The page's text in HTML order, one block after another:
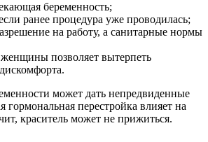
беременность;
ранее процедура уже проводилась;
на работу, а санитарные нормы
позволяет вытерпеть
может дать непредвиденные
гормональная перестройка влияет на
краситель может не прижиться.